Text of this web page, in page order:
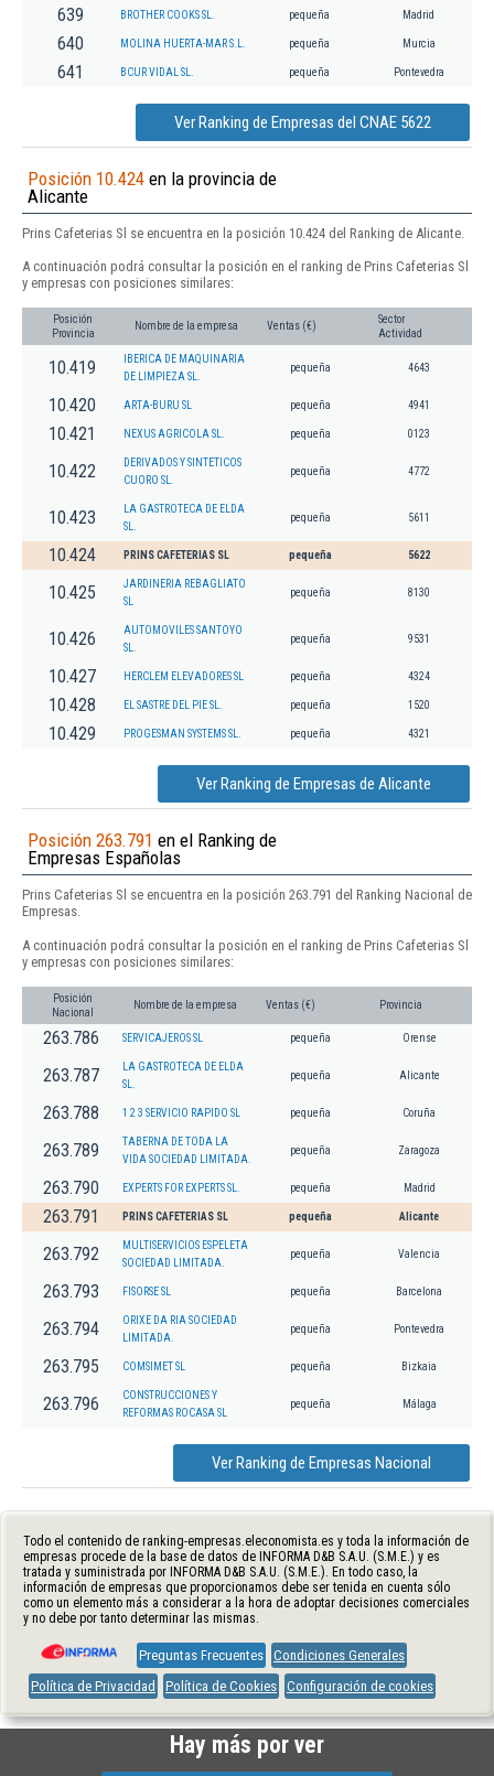
639 BROTHER COOKS SL. pequeña Madrid
640 MOLINA HUERTA-MAR S.L. pequeña Murcia
641 BCUR VIDAL SL. pequeña Pontevedra
Ver Ranking de Empresas del CNAE 5622
Posición 10.424 en la provincia de
Alicante
Prins Cafeterias Sl se encuentra en la posición 10.424 del Ranking de Alicante.
A continuación podrá consultar la posición en el ranking de Prins Cafeterias Sl
y empresas con posiciones similares:
Posición
Provincia
Nombre de la empresa Ventas (€)
Sector
Actividad
10.419
IBERICA DE MAQUINARIA
DE LIMPIEZA SL.
pequeña 4643
10.420 ARTA-BURU SL pequeña 4941
10.421 NEXUS AGRICOLA SL. pequeña 0123
10.422
DERIVADOS Y SINTETICOS
CUORO SL.
pequeña 4772
10.423
LA GASTROTECA DE ELDA
SL.
pequeña 5611
10.424 PRINS CAFETERIAS SL pequeña 5622
10.425
JARDINERIA REBAGLIATO
SL
pequeña 8130
10.426
AUTOMOVILES SANTOYO
SL.
pequeña 9531
10.427 HERCLEM ELEVADORES SL pequeña 4324
10.428 EL SASTRE DEL PIE SL. pequeña 1520
10.429 PROGESMAN SYSTEMS SL. pequeña 4321
Ver Ranking de Empresas de Alicante
Posición 263.791 en el Ranking de
Empresas Españolas
Prins Cafeterias Sl se encuentra en la posición 263.791 del Ranking Nacional de
Empresas.
A continuación podrá consultar la posición en el ranking de Prins Cafeterias Sl
y empresas con posiciones similares:
Posición
Nacional
Nombre de la empresa Ventas (€) Provincia
263.786 SERVICAJEROS SL pequeña Orense
263.787
LA GASTROTECA DE ELDA
SL.
pequeña Alicante
263.788 1 2 3 SERVICIO RAPIDO SL pequeña Coruña
263.789
TABERNA DE TODA LA
VIDA SOCIEDAD LIMITADA.
pequeña Zaragoza
263.790 EXPERTS FOR EXPERTS SL. pequeña Madrid
263.791 PRINS CAFETERIAS SL pequeña Alicante
263.792
MULTISERVICIOS ESPELETA
SOCIEDAD LIMITADA.
pequeña Valencia
263.793 FISORSE SL pequeña Barcelona
263.794
ORIXE DA RIA SOCIEDAD
LIMITADA.
pequeña Pontevedra
263.795 COMSIMET SL pequeña Bizkaia
263.796
CONSTRUCCIONES Y
REFORMAS ROCASA SL
pequeña Málaga
Ver Ranking de Empresas Nacional
Todo el contenido de ranking-empresas.eleconomista.es y toda la información de
empresas procede de la base de datos de INFORMA D&B S.A.U. (S.M.E.) y es
tratada y suministrada por INFORMA D&B S.A.U. (S.M.E.). En todo caso, la
información de empresas que proporcionamos debe ser tenida en cuenta sólo
como un elemento más a considerar a la hora de adoptar decisiones comerciales
y no debe por tanto determinar las mismas.
Preguntas Frecuentes Condiciones Generales
Política de Privacidad
Política de Cookies Configuración de cookies
Hay más por ver